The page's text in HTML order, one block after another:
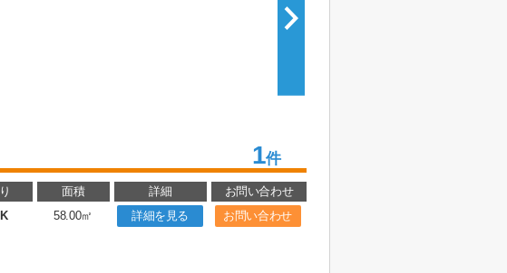
1件
面積 詳細
お問い合わせ
58.00㎡ 詳細を見る お問い合わせ